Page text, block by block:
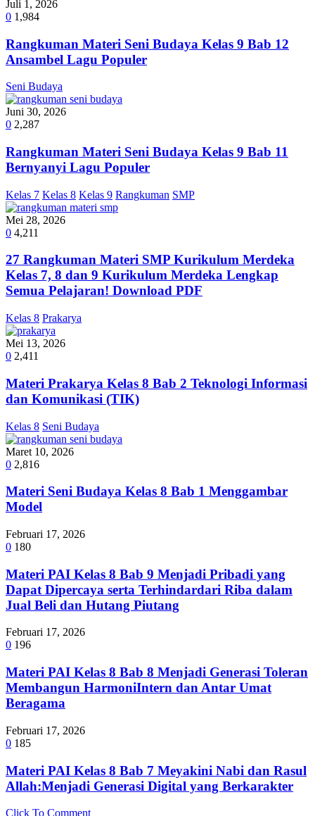
Juli 1, 2026
0 1,984
Rangkuman Materi Seni Budaya Kelas 9 Bab 12
Ansambel Lagu Populer
Seni Budaya
Juni 30, 2026
0 2,287
Rangkuman Materi Seni Budaya Kelas 9 Bab 11
Bernyanyi Lagu Populer
Kelas 7 Kelas 8 Kelas 9 Rangkuman SMP
Mei 28, 2026
0 4,211
27 Rangkuman Materi SMP Kurikulum Merdeka
Kelas 7, 8 dan 9 Kurikulum Merdeka Lengkap
Semua Pelajaran! Download PDF
Kelas 8 Prakarya
Mei 13, 2026
0 2,411
Materi Prakarya Kelas 8 Bab 2 Teknologi Informasi
dan Komunikasi (TIK)
Kelas 8 Seni Budaya
Maret 10, 2026
0 2,816
Materi Seni Budaya Kelas 8 Bab 1 Menggambar
Model
Februari 17, 2026
0 180
Materi PAI Kelas 8 Bab 9 Menjadi Pribadi yang
Dapat Dipercaya serta Terhindardari Riba dalam
Jual Beli dan Hutang Piutang
Februari 17, 2026
0 196
Materi PAI Kelas 8 Bab 8 Menjadi Generasi Toleran
Membangun HarmoniIntern dan Antar Umat
Beragama
Februari 17, 2026
0 185
Materi PAI Kelas 8 Bab 7 Meyakini Nabi dan Rasul
Allah:Menjadi Generasi Digital yang Berkarakter
Click To Comment